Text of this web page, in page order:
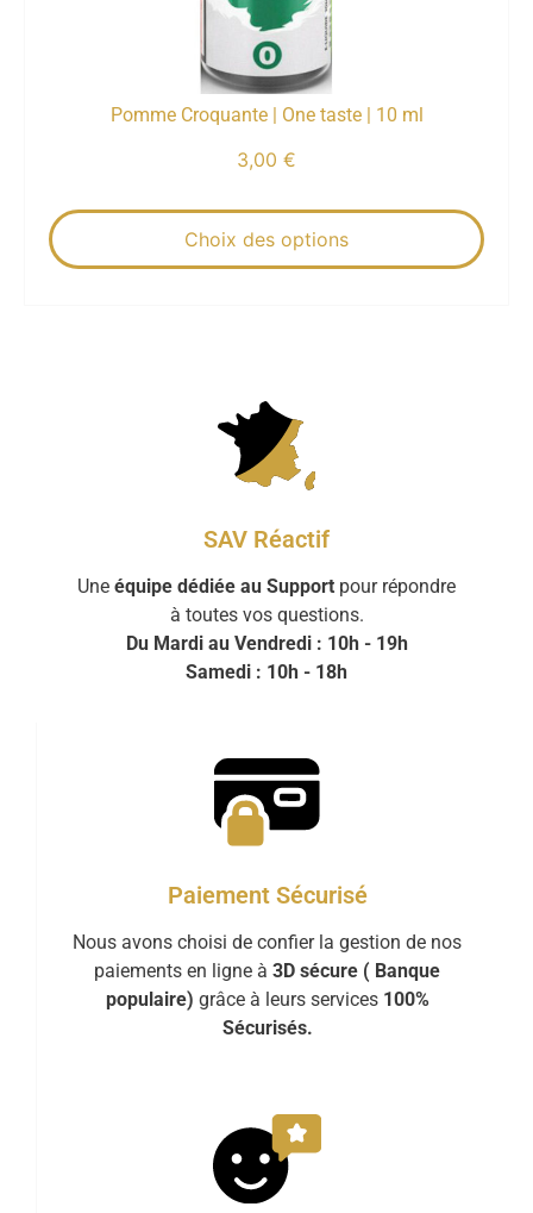
Pomme Croquante | One taste | 10 ml
3,00 €
Choix des options
SAV Réactif
Une équipe dédiée au Support pour répondre
à toutes vos questions.
Du Mardi au Vendredi : 10h - 19h
Samedi : 10h - 18h
Paiement Sécurisé
Nous avons choisi de confier la gestion de nos
paiements en ligne à 3D sécure ( Banque
populaire) grâce à leurs services 100%
Sécurisés.